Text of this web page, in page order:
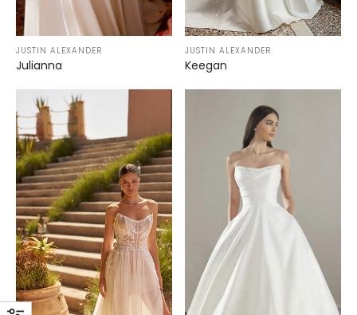
JUSTIN ALEXANDER
Julianna
JUSTIN ALEXANDER
Keegan